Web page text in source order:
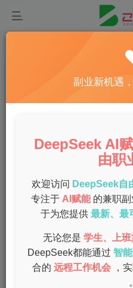
如何选择最可靠的网上
网络兼职成为了许多人增加
多，可信度也各有不同。本
的实用指南，以及如何快速
在选择网上兼职之前，首先
见的网上兼职有：
副业新机遇
DeepSeek AI
由职
欢迎访问 DeepSeek自
专注于 AI赋能 的兼职
于为您提供 最新、最
无论您是 学生、上班
DeepSeek都能通过 智
合的 远程工作机会 ，
。